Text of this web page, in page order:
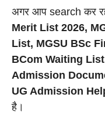
अगर आप search कर
Merit List 2026,
List, MGSU BSc
BCom Waiting
Admission
UG Admission
है।